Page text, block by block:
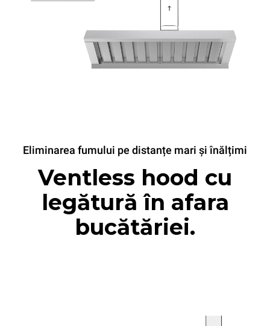
Eliminarea fumului pe distanțe mari și înălțimi
Ventless hood cu
legătură în afara
bucătăriei.